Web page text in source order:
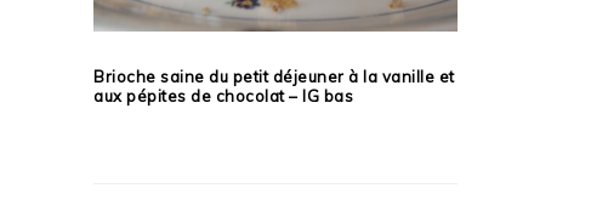
Brioche saine du petit déjeuner à la vanille et
aux pépites de chocolat – IG bas